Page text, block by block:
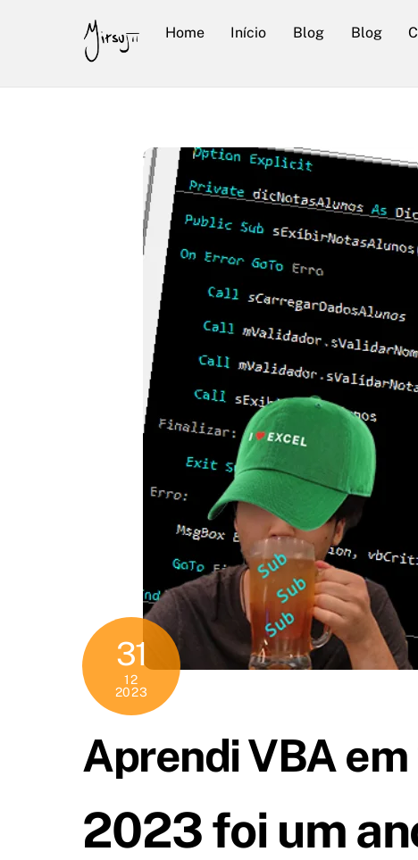
Home Início Blog Blog
31
12
2023
Aprendi VBA
2023 foi um